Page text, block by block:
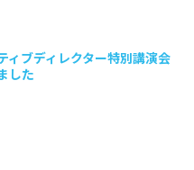
ィブディレクター特別講演会
した